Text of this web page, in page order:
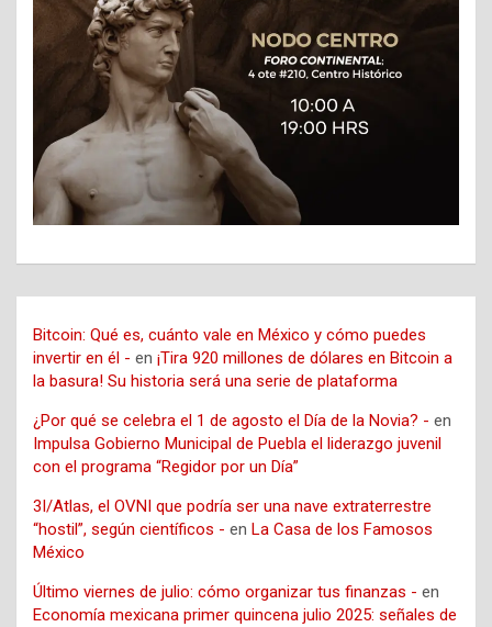
Bitcoin: Qué es, cuánto vale en México y cómo puedes
invertir en él - en ¡Tira 920 millones de dólares en Bitcoin a
la basura! Su historia será una serie de plataforma
¿Por qué se celebra el 1 de agosto el Día de la Novia? - en
Impulsa Gobierno Municipal de Puebla el liderazgo juvenil
con el programa “Regidor por un Día”
3I/Atlas, el OVNI que podría ser una nave extraterrestre
“hostil”, según científicos - en La Casa de los Famosos
México
Último viernes de julio: cómo organizar tus finanzas - en
Economía mexicana primer quincena julio 2025: señales de